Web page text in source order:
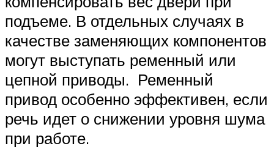
подъеме. В отдельных случаях в
качестве заменяющих компонентов
могут выступать ременный или
цепной приводы. Ременный
привод особенно эффективен, если
речь идет о снижении уровня шума
при работе.